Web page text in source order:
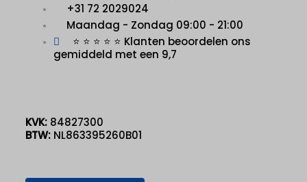
+31 72 2029024
Maandag - Zondag 09:00 - 21:00
⭐ ⭐ ⭐ ⭐ ⭐ Klanten beoordelen ons
gemiddeld met een 9,7
KVK: 84827300
BTW: NL863395260B01